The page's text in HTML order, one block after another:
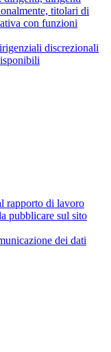
titolari di
con funzioni
discrezionali
rapporto di lavoro
pubblicare sul sito
dei dati